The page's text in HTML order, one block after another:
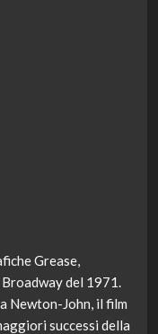
Grease,
del 1971.
Newton-John, il film
successi della